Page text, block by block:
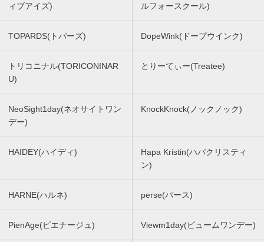
ィブアイズ)
ルフォースクール)
TOPARDS(トパーズ) DopeWink(ドープウインク)
トリコニナル(TORICONINAR
U)
とりーてぃー(Treatee)
NeoSight1day(ネオサイトワン
デー)
KnockKnock(ノックノック)
HAIDEY(ハイディ)
Hapa Kristin(ハパクリスティ
ン)
HARNE(ハルネ) perse(パース)
PienAge(ピエナージュ) Viewm1day(ビュームワンデー)